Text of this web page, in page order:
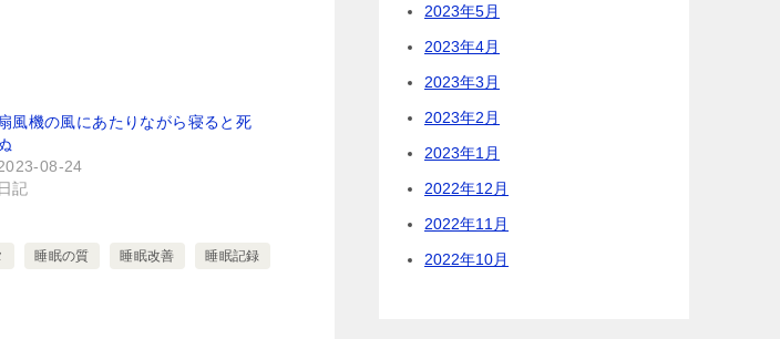
扇風機の風にあたりながら寝ると死
08-24
日記
睡眠の質 睡眠改善 睡眠記録
2023年5月
2023年4月
2023年3月
2023年2月
2023年1月
2022年12月
2022年11月
2022年10月